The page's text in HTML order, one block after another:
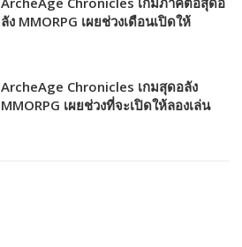
ลัง MMORPG เผยช่วงเดือนเปิดให้
ArcheAge Chronicles เกมสุดอลัง
MMORPG เผยช่วงที่จะเปิดให้ลองเล่น